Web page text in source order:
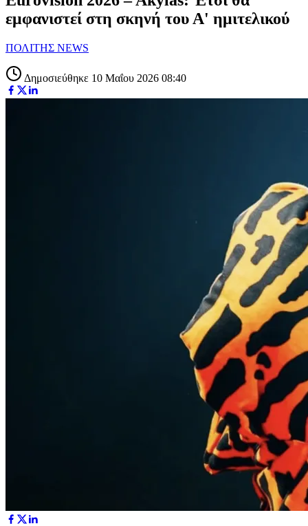
εμφανιστεί στη σκηνή του Α' ημιτελικού
ΠΟΛΙΤΗΣ NEWS
Δημοσιεύθηκε 10 Μαΐου 2026 08:40